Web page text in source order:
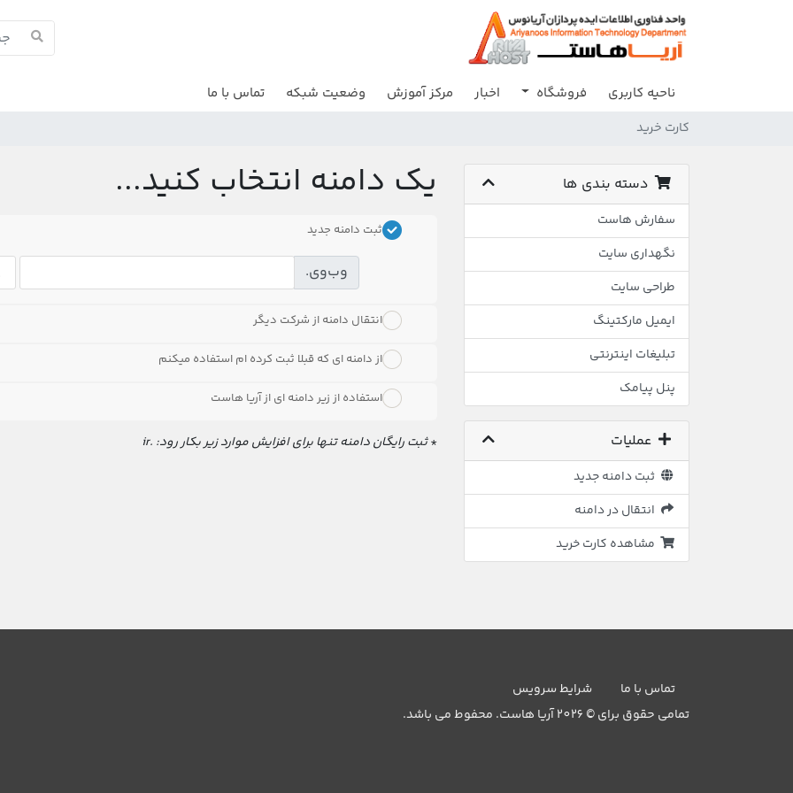
ناحیه کاربری فروشگاه اخبار مرکز آموزش وضعیت شبکه تماس با ما
کارت خرید
دسته بندی ها
سفارش هاست
نگهداری سایت
طراحی سایت
ایمیل مارکتینگ
تبلیغات اینترنتی
پنل پیامک
عملیات
ثبت دامنه جدید
انتقال در دامنه
مشاهده کارت خرید
یک دامنه انتخاب کنید...
ثبت دامنه جدید
وب‌وی.
انتقال دامنه از شرکت دیگر
از دامنه ای که قبلا ثبت کرده ام استفاده میکنم
استفاده از زیر دامنه ای از آریا هاست
*ثبت رایگان دامنه تنها برای افزایش موارد زیر بکار رود: .ir
تماس با ما
شرایط سرویس
تمامی حقوق برای © 2026 آریا هاست. محفوط می باشد.